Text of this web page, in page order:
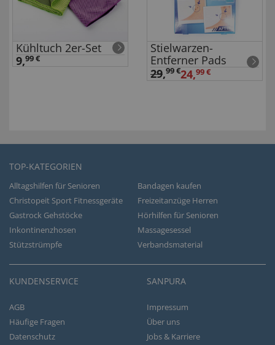
Kühltuch 2er-Set
9,99 €
Stielwarzen-
Entferner Pads
29,99 €24,99 €
TOP-KATEGORIEN
Alltagshilfen für Senioren
Bandagen kaufen
Christopeit Sport Fitnessgeräte
Freizeitanzüge Herren
Gastrock Gehstöcke
Hörhilfen für Senioren
Inkontinenzhosen
Massagesessel
Stützstrümpfe
Verbandsmaterial
KUNDENSERVICE
AGB
Häufige Fragen
Datenschutz
SANPURA
Impressum
Über uns
Jobs & Karriere